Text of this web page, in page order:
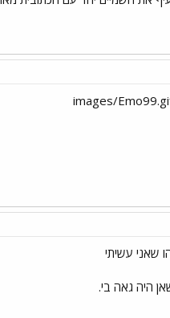
שאני עשיתי
היה גאה בי.